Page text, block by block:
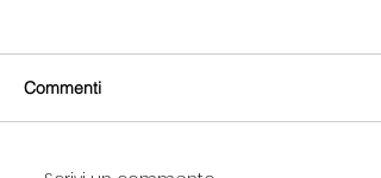
Commenti